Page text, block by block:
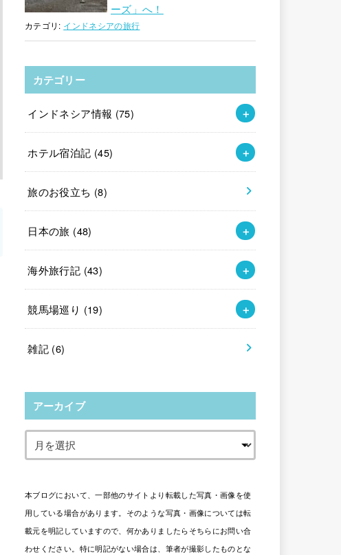
ーズ」へ！
カテゴリ: インドネシアの旅行
カテゴリー
インドネシア情報 (75)
ホテル宿泊記 (45)
旅のお役立ち (8)
日本の旅 (48)
海外旅行記 (43)
競馬場巡り (19)
雑記 (6)
アーカイブ
本ブログにおいて、一部他のサイトより転載した写真・画像を使
用している場合があります。そのような写真・画像については転
載元を明記していますので、何かありましたらそちらにお問い合
わせください。特に明記がない場合は、筆者が撮影したものとな